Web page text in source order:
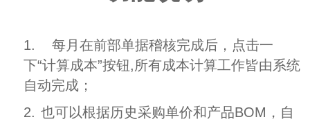
1.
每月在前部单据稽核完成后，点击一
下“计算成本”按钮,所有成本计算工作皆由系统
自动完成；
2. 也可以根据历史采购单价和产品BOM，自